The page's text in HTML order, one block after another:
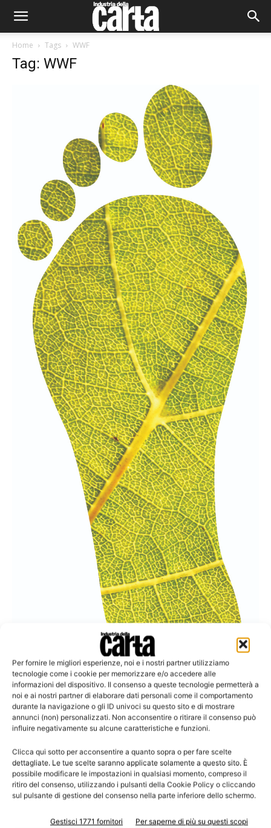
Per fornire le migliori esperienze, noi e i nostri partner utilizziamo
tecnologie come i cookie per memorizzare e/o accedere alle
informazioni del dispositivo. Il consenso a queste tecnologie permetterà a
noi e ai nostri partner di elaborare dati personali come il comportamento
durante la navigazione o gli ID univoci su questo sito e di mostrare
annunci (non) personalizzati. Non acconsentire o ritirare il consenso può
influire negativamente su alcune caratteristiche e funzioni.
Clicca qui sotto per acconsentire a quanto sopra o per fare scelte
dettagliate. Le tue scelte saranno applicate solamente a questo sito. È
possibile modificare le impostazioni in qualsiasi momento, compreso il
ritiro del consenso, utilizzando i pulsanti della Cookie Policy o cliccando
sul pulsante di gestione del consenso nella parte inferiore dello schermo.
Gestisci 1771 fornitori Per saperne di più su questi scopi
Home Tags WWF
Tag: WWF
Environmental Paper Company Index WWF 2013
tonnellate di polpa di...
Le italiane Sofidel e Fedrigoni tra i 25 colossi del settore che
hanno rivelato i dati